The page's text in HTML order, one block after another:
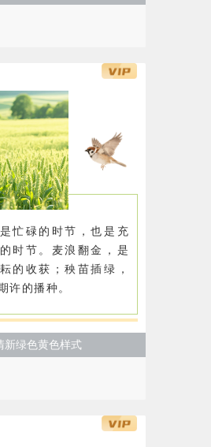
忙碌的时节，也是充
时节。麦浪翻金，是
的收获；秧苗插绿，
许的播种。
新绿色黄色样式